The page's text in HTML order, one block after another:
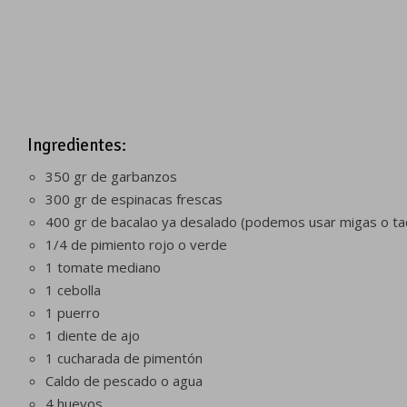
Ingredientes:
350 gr de garbanzos
300 gr de espinacas frescas
400 gr de bacalao ya desalado (podemos usar migas o
1/4 de pimiento rojo o verde
1 tomate mediano
1 cebolla
1 puerro
1 diente de ajo
1 cucharada de pimentón
Caldo de pescado o agua
4 huevos